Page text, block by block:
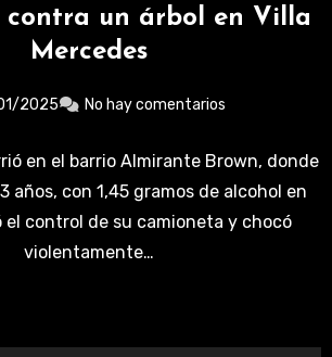
contra un árbol en Villa
Mercedes
2025 No hay comentarios
en el barrio Almirante Brown, donde
años, con 1,45 gramos de alcohol en
el control de su camioneta y chocó
violentamente…